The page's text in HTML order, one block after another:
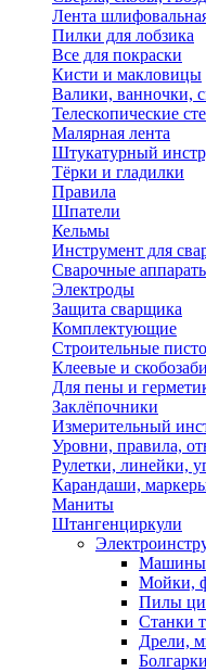
Лента
Пилки для лобзика
Все для покраски
Кисти и макловицы
Валики, ванночки,
Телескопические
Малярная лента
Штукатурный
Тёрки и гладилки
Правила
Шпатели
Кельмы
Инструмент для
Сварочные
Электроды
Защита сварщика
Комплектующие
Строительные
Клеевые и
Для пены и
Заклёпочники
Измерительный
Уровни, правила,
Рулетки, линейки,
Карандаши,
Маниты
Штангенциркули
Машины
Мойки,
Пилы
Станки
Дрели,